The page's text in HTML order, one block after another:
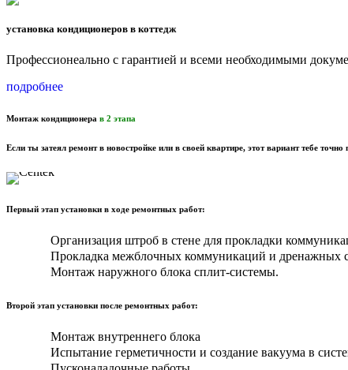
установка кондиционеров в коттедж
Профессионеально с гарантией и всеми необходимыми
подробнее
Монтаж кондиционера в 2 этапа
Если ты затеял ремонт в новостройке или в своей квартире, этот вариант тебе точно
Первый этап установки в ходе ремонтных работ:
Организация штроб в стене для прокладки
Прокладка межблочных коммуникаций и дренажных
Монтаж наружного блока сплит-системы.
Второй этап установки после ремонтных работ:
Монтаж внутреннего блока
Испытание герметичности и создание вакуума в